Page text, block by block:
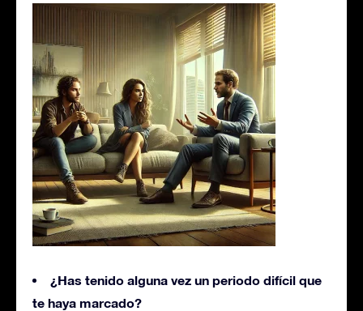
¿Has tenido alguna vez un periodo difícil que
te haya marcado?